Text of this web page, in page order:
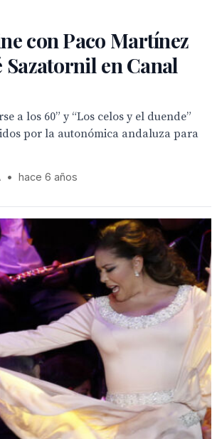
con Paco Martínez
Sazatornil en Canal
a los 60” y “Los celos y el duende”
por la autonómica andaluza para
• hace 6 años